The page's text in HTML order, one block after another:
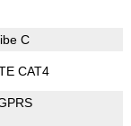
C
CAT4